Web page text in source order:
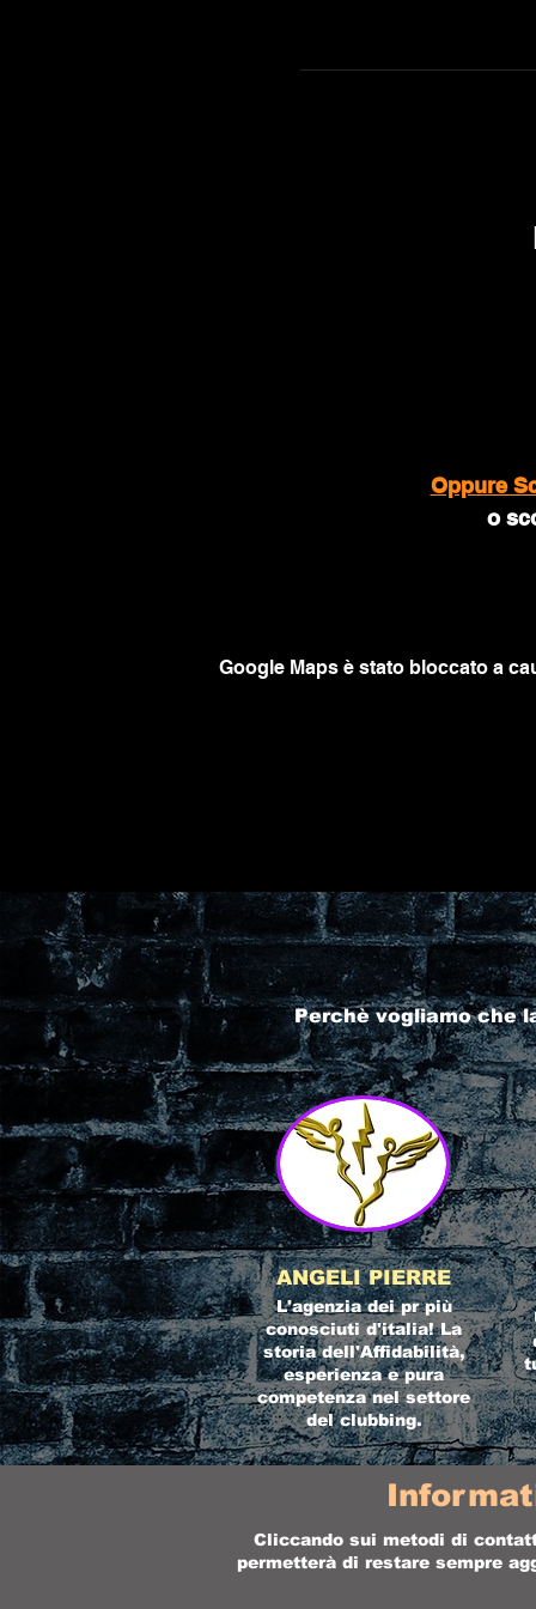
Oppure
o
Google Maps è stato bloccato a
Perchè vogliamo che
ANGELI PIERRE
L'agenzia dei pr più
conosciuti d'italia! La
storia dell'Affidabilità,
esperienza e pura
competenza nel settore
del clubbing.
Cliccando sui metodi di
permetterà di restare sempre